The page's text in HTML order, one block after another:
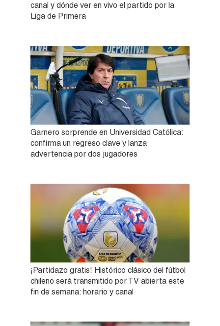
canal y dónde ver en vivo el partido por la
Liga de Primera
Garnero sorprende en Universidad Católica:
confirma un regreso clave y lanza
advertencia por dos jugadores
¡Partidazo gratis! Histórico clásico del fútbol
chileno será transmitido por TV abierta este
fin de semana: horario y canal